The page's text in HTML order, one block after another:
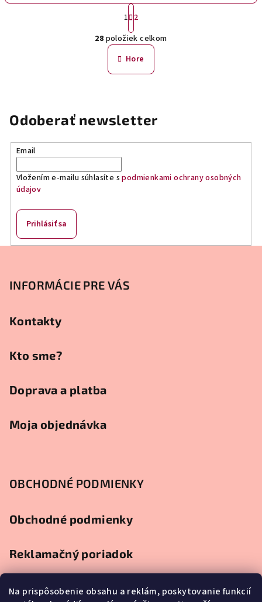
Na prispôsobenie obsahu a reklám, poskytovanie funkcií
O
v
l
i
v
p
S
t
r
á
k
o
i
e
1 2
28 položiek celkom
Hore
Odoberať newsletter
Email
Vložením e-mailu súhlasíte spodmienkami ochrany osobných
údajov
Prihlásiť sa
INFORMÁCIE PRE VÁS
Kontakty
Kto sme?
Doprava a platba
Moja objednávka
OBCHODNÉ PODMIENKY
Obchodné podmienky
Reklamačný poriadok
Ochrana osobných údajov